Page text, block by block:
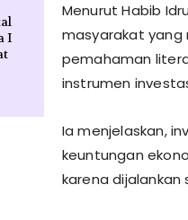
I
Menurut Habib
masyarakat yang
pemahaman
instrumen
Ia menjelaskan,
keuntungan
karena dijalankan